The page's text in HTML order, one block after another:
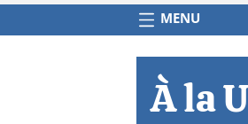
NAVIGATION MENU
À la